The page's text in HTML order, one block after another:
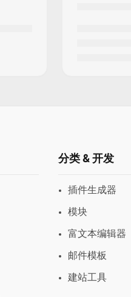
分类 & 开发
插件生成器
模块
富文本编辑器
邮件模板
建站工具